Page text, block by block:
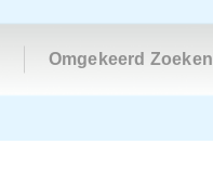
Omgekeerd Zoeken